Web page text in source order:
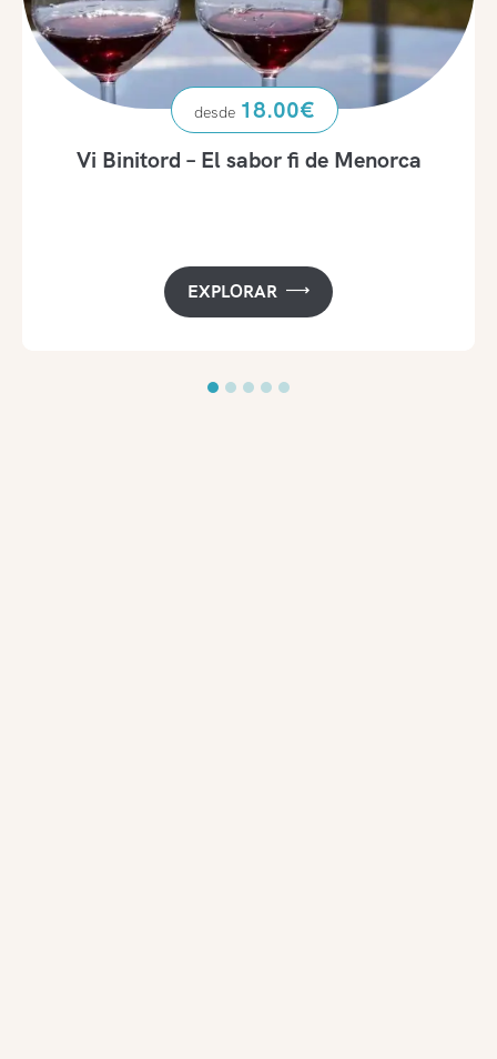
Vi Binitord – El sabor fi de Menorca
18.00€
EXPLORAR